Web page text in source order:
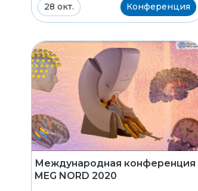
28 окт. Конференция
Международная конференция
MEG NORD 2020